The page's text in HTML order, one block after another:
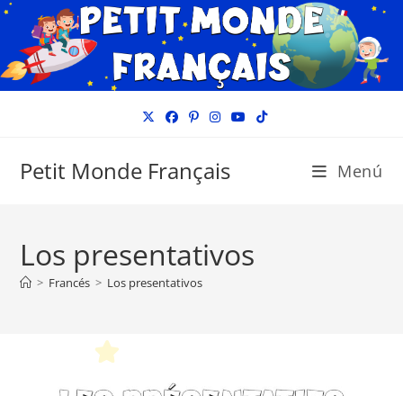
Petit Monde Français Menú
Los presentativos
> Francés > Los presentativos